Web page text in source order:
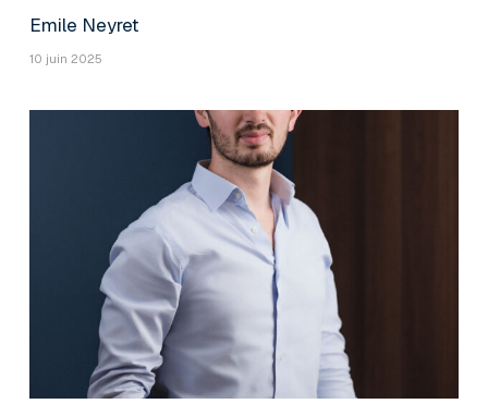
Emile Neyret
10 juin 2025